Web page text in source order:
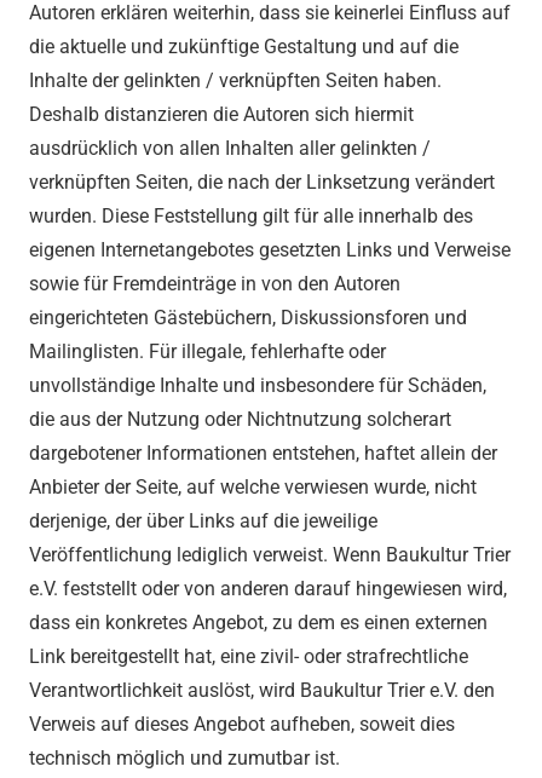
Autoren erklären weiterhin, dass sie keinerlei Einfluss auf
die aktuelle und zukünftige Gestaltung und auf die
Inhalte der gelinkten / verknüpften Seiten haben.
Deshalb distanzieren die Autoren sich hiermit
ausdrücklich von allen Inhalten aller gelinkten /
verknüpften Seiten, die nach der Linksetzung verändert
wurden. Diese Feststellung gilt für alle innerhalb des
eigenen Internetangebotes gesetzten Links und Verweise
sowie für Fremdeinträge in von den Autoren
eingerichteten Gästebüchern, Diskussionsforen und
Mailinglisten. Für illegale, fehlerhafte oder
unvollständige Inhalte und insbesondere für Schäden,
die aus der Nutzung oder Nichtnutzung solcherart
dargebotener Informationen entstehen, haftet allein der
Anbieter der Seite, auf welche verwiesen wurde, nicht
derjenige, der über Links auf die jeweilige
Veröffentlichung lediglich verweist. Wenn Baukultur Trier
e.V. feststellt oder von anderen darauf hingewiesen wird,
dass ein konkretes Angebot, zu dem es einen externen
Link bereitgestellt hat, eine zivil- oder strafrechtliche
Verantwortlichkeit auslöst, wird Baukultur Trier e.V. den
Verweis auf dieses Angebot aufheben, soweit dies
technisch möglich und zumutbar ist.